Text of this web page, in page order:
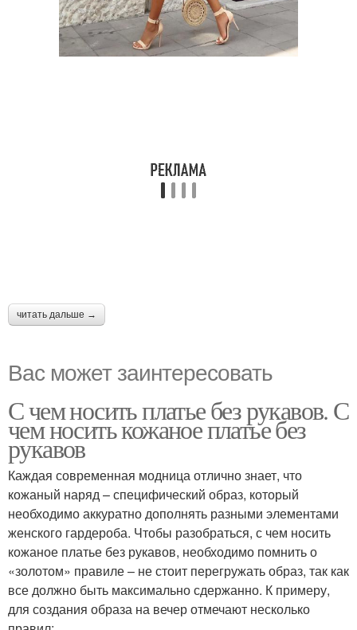
читать дальше →
Вас может заинтересовать
С чем носить платье без рукавов. С
чем носить кожаное платье без
рукавов
Каждая современная модница отлично знает, что
кожаный наряд – специфический образ, который
необходимо аккуратно дополнять разными элементами
женского гардероба. Чтобы разобраться, с чем носить
кожаное платье без рукавов, необходимо помнить о
«золотом» правиле – не стоит перегружать образ, так как
все должно быть максимально сдержанно. К примеру,
для создания образа на вечер отмечают несколько